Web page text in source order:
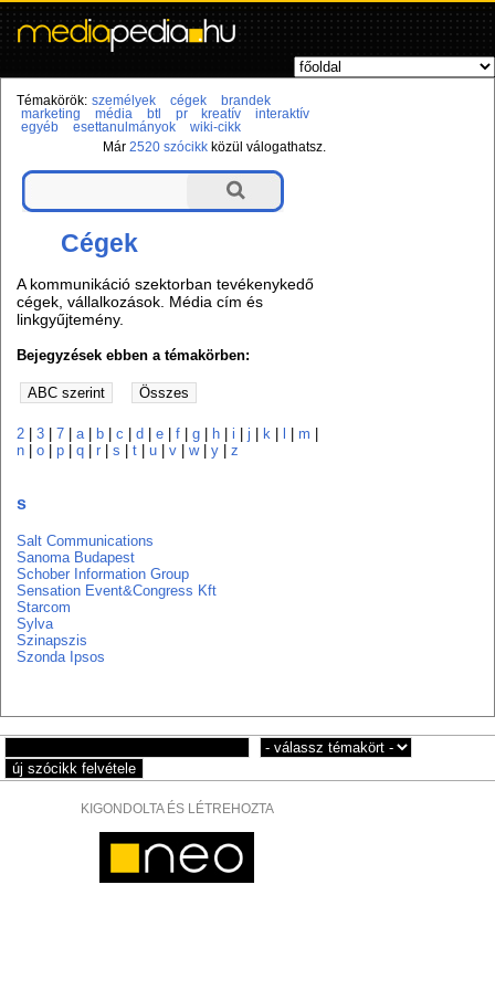
Témakörök: személyek cégek
brandek
marketing
média btl pr kreatív
interaktív
egyéb
esettanulmányok
wiki-cikk
Már2520 szócikk közül válogathatsz.
Cégek
A kommunikáció szektorban tevékenykedő
cégek, vállalkozások. Média cím és
linkgyűjtemény.
Bejegyzések ebben a témakörben:
2 |3 |7 |a| b |c |d |e |f |g h |i |j k |m
n |o |p |q |r |s |t |u |v |w|y |z
s
Salt Communications
Sanoma Budapest
Schober Information Group
Sensation Event&Congress Kft
Starcom
Sylva
Szinapszis
Szonda Ipsos
KIGONDOLTA ÉS LÉTREHOZTA